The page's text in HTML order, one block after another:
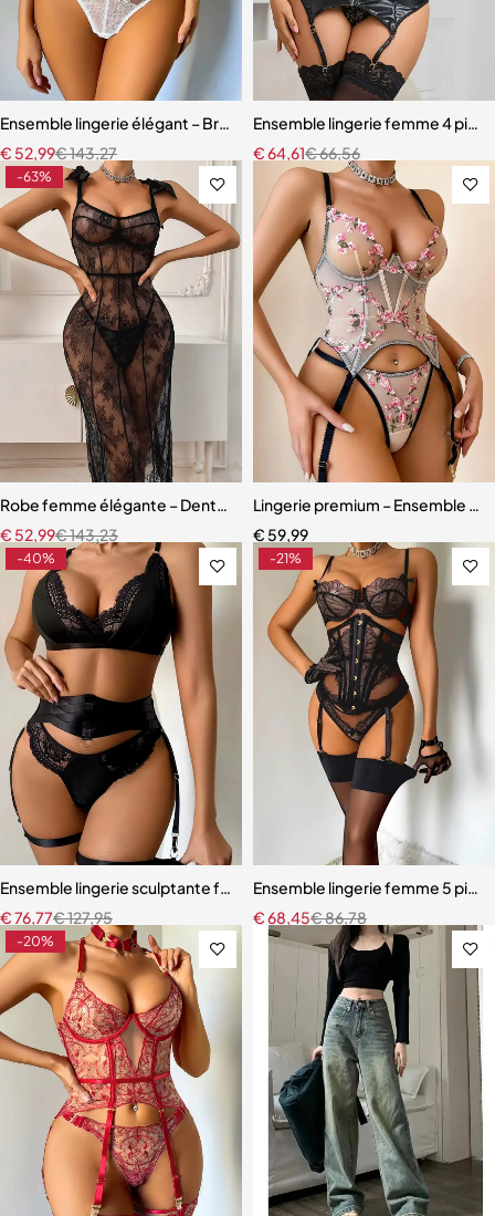
Ensemble lingerie élégant – Bretelles réglables et dentelle raffinée
€143,27
€ 52,99
Ensemble lingerie femme 4
€66,56
€64,61
-63%
Robe femme élégante – Dentelle raffinée avec bretelles et coupe
€143,23
€ 52,99
Lingerie premium – Ensemble
€ 59,99
-40%
Ensemble lingerie sculptante femme – Dentelle raffinée avec
€127,95
€76,77
-21%
Ensemble lingerie femme 5
€86,78
€68,45
-20%